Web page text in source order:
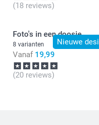
(18 reviews)
Nieuwe
Foto's in een doosje
8 varianten
Vanaf 19,99
(20 reviews)